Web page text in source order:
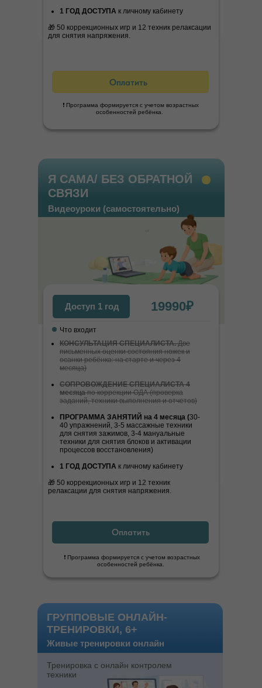
Я САМА/ БЕЗ ОБРАТНОЙ
СВЯЗИ
Видеоуроки (самостоятельно)
Что входит
Оплатить
19990₽
Доступ 1 год
❗️ Программа формируется с учетом возрастных
особенностей ребёнка.
КОНСУЛЬТАЦИЯ СПЕЦИАЛИСТА.Две
письменных оценки состояния ножек и
осанки ребёнка: на старте и через 4
месяца)
СОПРОВОЖДЕНИЕ СПЕЦИАЛИСТА 4
месяцапо коррекции ОДА (проверка
заданий, техники выполнения и отчетов)
ПРОГРАММА ЗАНЯТИЙ на 4 месяца (30-
40 упражнений, 3-5 массажные техники
для снятия зажимов, 3-4 мануальные
техники для снятия блоков и активации
процессов восстановления)
1 ГОД ДОСТУПА к личному кабинету
🎁 50 коррекционных игр и 12 техник
релаксации для снятия напряжения.
1 ГОД ДОСТУПА к личному кабинету
🎁 50 коррекционных игр и 12 техник релаксации
для снятия напряжения.
Оплатить
❗️ Программа формируется с учетом возрастных
особенностей ребёнка.
Тренировка с онлайн контролем
техники
Живые тренировки онлайн
ГРУППОВЫЕ ОНЛАЙН-
ТРЕНИРОВКИ, 6+
Оставить заявку
ИСТОРИЯХ СЕБЯ?
Многие приходили с запросом помочь своему
помогать другим детям.
Если вы работаете с детьми или только хотите этому
Обучение для специалистов
Лучший способ доказать эффективность
РЕЗУЛЬТАТЫ
(ДО/ПОСЛЕ)
САМО НИЧЕГО НЕ ПРОХОДИТ!
ЗДОРОВЬЕ ВАШЕГО РЕБЕНКА В ВАШИХ РУКАХ!
А ЕСЛИ НИЧЕГО НЕ ДЕЛАТЬ?
И ОСТАВИТЬ ВСЕ, КАК ЕСТЬ?